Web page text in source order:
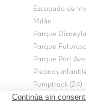
Escapada de
Milán
Parque
Parque
Parque Port
Piscinas
Pumptrack (24)
Puy du Fou (2)